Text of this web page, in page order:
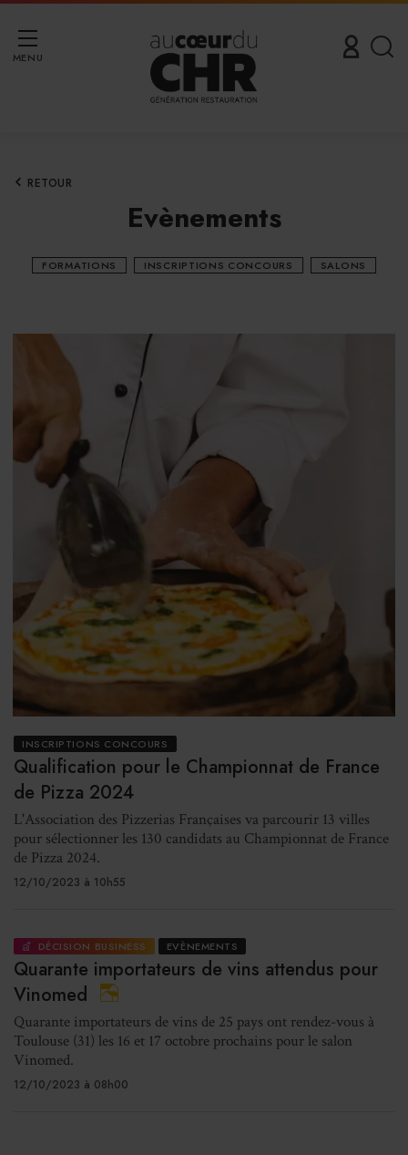
MENU
RETOUR
Evènements
FORMATIONS INSCRIPTIONS CONCOURS SALONS
INSCRIPTIONS CONCOURS
Qualification pour le Championnat de France
de Pizza 2024
L'Association des Pizzerias Françaises va parcourir 13 villes
pour sélectionner les 130 candidats au Championnat de France
de Pizza 2024.
12/10/2023 à 10h55
DÉCISION BUSINESS EVÈNEMENTS
Quarante importateurs de vins attendus pour
Vinomed
Quarante importateurs de vins de 25 pays ont rendez-vous à
Toulouse (31) les 16 et 17 octobre prochains pour le salon
Vinomed.
12/10/2023 à 08h00